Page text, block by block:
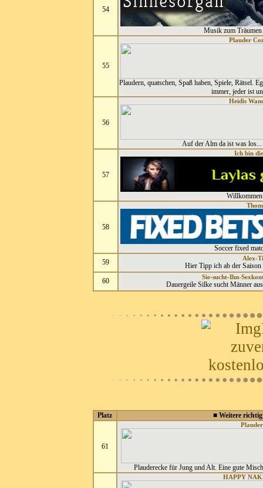
54
Musik zum Träumen
55
Plauder
Plaudern, quatschen, Spaß haben, Spiele, Rätsel.
immer, jeder ist
56
Heidis
Auf der Alm da ist was
57
Ich bin
58
Soccer fixed
59
Alex-
Hier Tipp ich ab der
60
Sie-sucht-Ihn-
Dauergeile Silke sucht Männer
Platz ■ Weitere
61
Plauderecke für Jung und Alt. Eine gute
HAPPY